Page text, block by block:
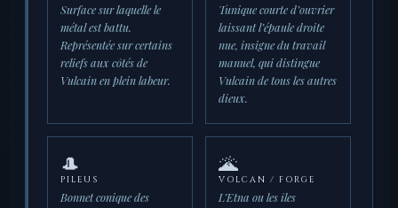
Surface sur laquelle le
métal est battu.
Représentée sur certains
reliefs aux côtés de
Vulcain en plein labeur.
Tunique courte d’ouvrier
laissant l’épaule droite
nue, insigne du travail
manuel, qui distingue
Vulcain de tous les autres
dieux.
🎩
PILEUS
Bonnet conique des
🌋
VOLCAN / FORGE
L’Etna ou les îles